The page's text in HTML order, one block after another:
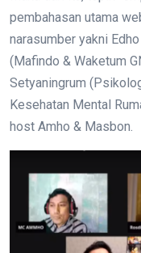
pembahasan utama
narasumber yakni
(Mafindo & Waketum
Setyaningrum
Kesehatan Mental
host Amho & Masbon.